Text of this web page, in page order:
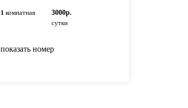
1 комнатная
3000р.
сутки
показать номер